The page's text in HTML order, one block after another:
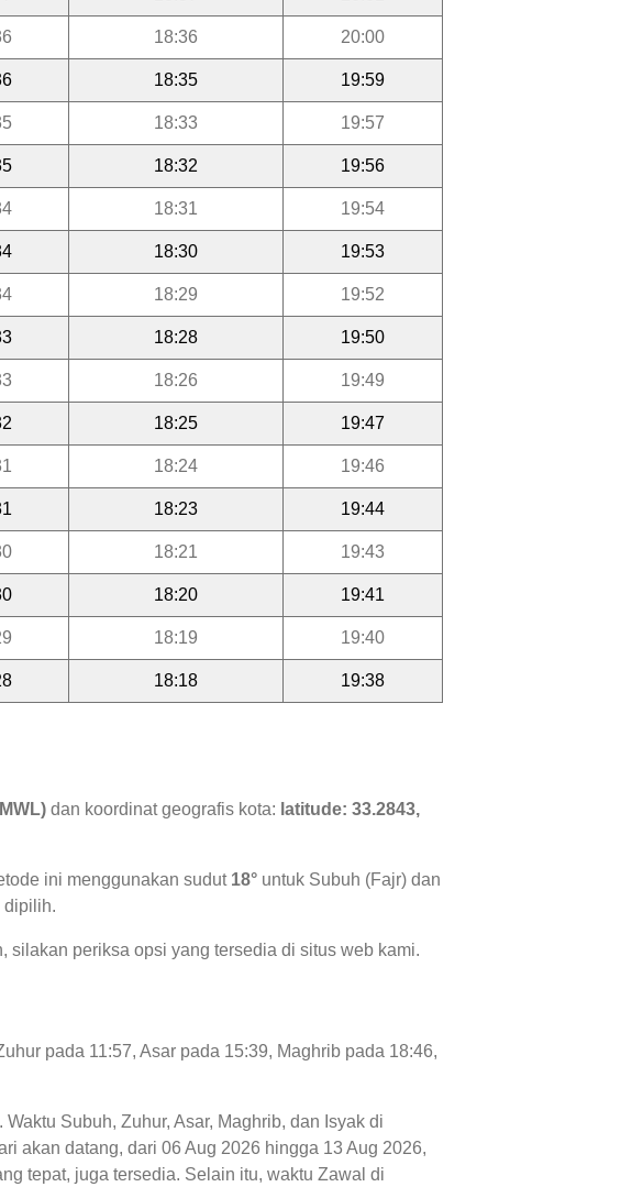
18:36 20:00
18:35 19:59
18:33 19:57
18:32 19:56
18:31 19:54
18:30 19:53
18:29 19:52
18:28 19:50
18:26 19:49
18:25 19:47
18:24 19:46
18:23 19:44
18:21 19:43
18:20 19:41
18:19 19:40
18:18 19:38
dan koordinat geografis kota: latitude: 33.2843,
ini menggunakan sudut 18° untuk Subuh (Fajr) dan
dipilih.
periksa opsi yang tersedia di situs web kami.
pada 11:57, Asar pada 15:39, Maghrib pada 18:46,
Subuh, Zuhur, Asar, Maghrib, dan Isyak di
akan datang, dari 06 Aug 2026 hingga 13 Aug 2026,
tepat, juga tersedia. Selain itu, waktu Zawal di